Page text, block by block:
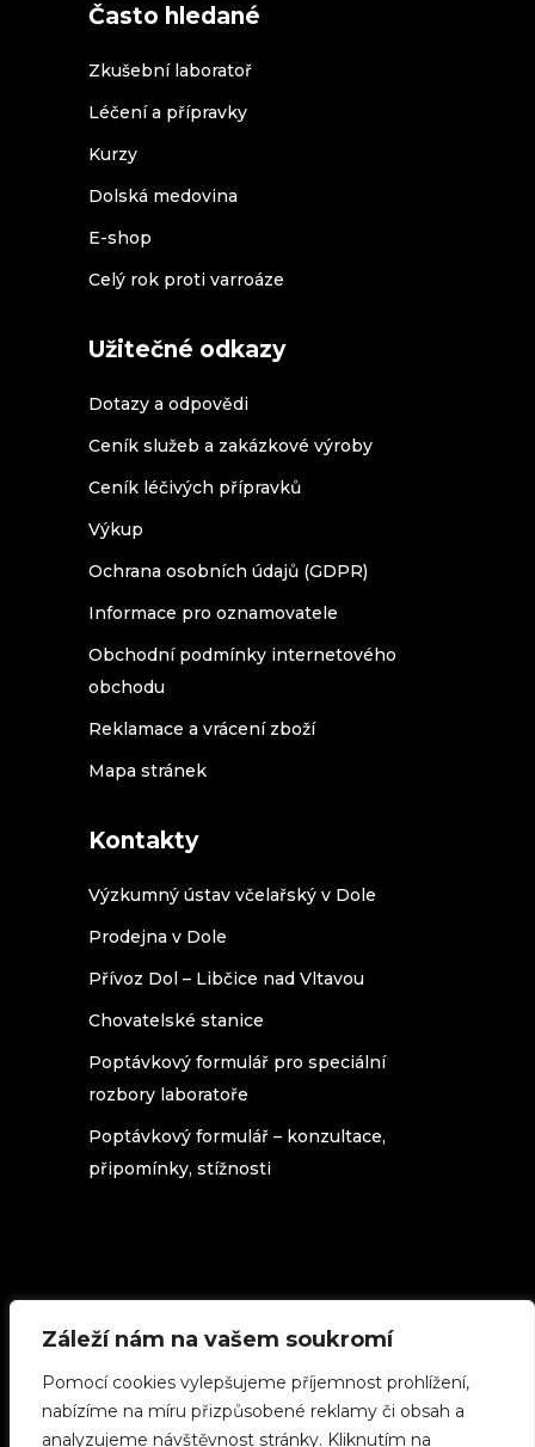
Záleží nám na vašem soukromí
Pomocí cookies vylepšujeme příjemnost prohlížení,
nabízíme na míru přizpůsobené reklamy či obsah a
analyzujeme návštěvnost stránky. Kliknutím na
Často hledané
Zkušební laboratoř
Léčení a přípravky
Kurzy
Dolská medovina
E-shop
Celý rok proti varroáze
Užitečné odkazy
Dotazy a odpovědi
Ceník služeb a zakázkové výroby
Ceník léčivých přípravků
Výkup
Ochrana osobních údajů (GDPR)
Informace pro oznamovatele
Obchodní podmínky internetového
obchodu
Reklamace a vrácení zboží
Mapa stránek
Kontakty
Výzkumný ústav včelařský v Dole
Prodejna v Dole
Přívoz Dol – Libčice nad Vltavou
Chovatelské stanice
Poptávkový formulář pro speciální
rozbory laboratoře
Poptávkový formulář – konzultace,
připomínky, stížnosti
licenci Creative Commons 3.0 Česká
republika(použijete-li cokoliv z našich
stránek, uveďte zdroj.)